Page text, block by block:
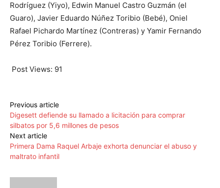
Rodríguez (Yiyo), Edwin Manuel Castro Guzmán (el
Guaro), Javier Eduardo Núñez Toribio (Bebé), Oniel
Rafael Pichardo Martínez (Contreras) y Yamir Fernando
Pérez Toribio (Ferrere).
Post Views: 91
Previous article
Digesett defiende su llamado a licitación para comprar
silbatos por 5,6 millones de pesos
Next article
Primera Dama Raquel Arbaje exhorta denunciar el abuso y
maltrato infantil